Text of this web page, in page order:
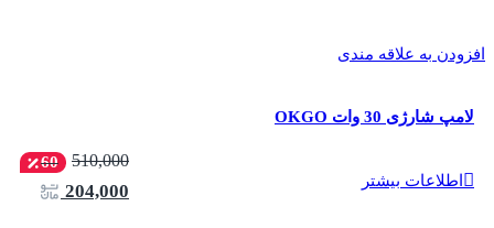
افزودن به علاقه مندی
لامپ شارژی 30 وات OKGO
اطلاعات بیشتر
510,000
60
204,000